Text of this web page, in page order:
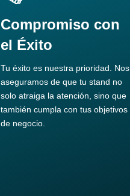
Compromiso con
el Éxito
Tu éxito es nuestra prioridad. Nos
aseguramos de que tu stand no
solo atraiga la atención, sino que
también cumpla con tus objetivos
de negocio.